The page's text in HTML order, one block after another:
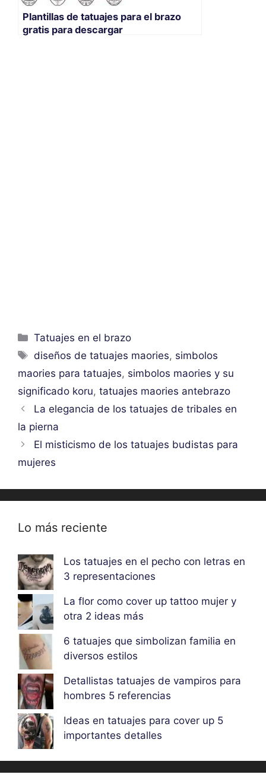
Plantillas de tatuajes para el brazo
gratis para descargar
Categorías
Tatuajes en el brazo
Etiquetas
diseños de tatuajes maories, simbolos
maories para tatuajes, simbolos maories y su
significado koru, tatuajes maories antebrazo
La elegancia de los tatuajes de tribales en
la pierna
El misticismo de los tatuajes budistas para
mujeres
Lo más reciente
Los tatuajes en el pecho con letras en
3 representaciones
La flor como cover up tattoo mujer y
otra 2 ideas más
6 tatuajes que simbolizan familia en
diversos estilos
Detallistas tatuajes de vampiros para
hombres 5 referencias
Ideas en tatuajes para cover up 5
importantes detalles